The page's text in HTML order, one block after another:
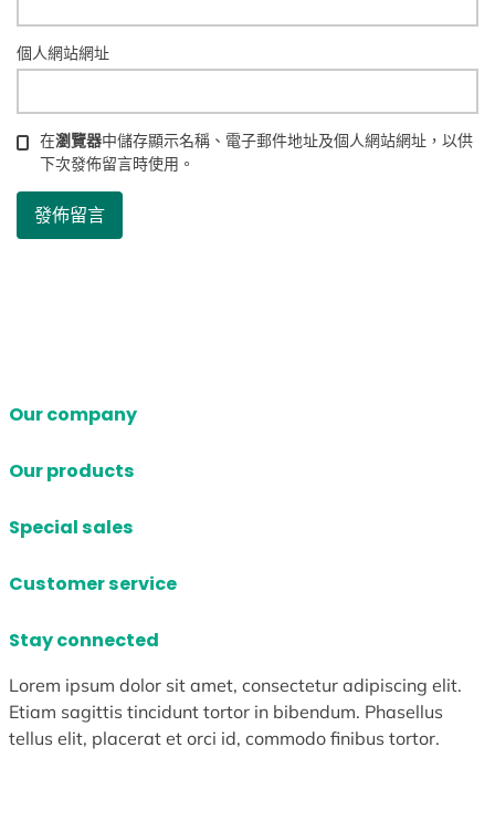
個人網站網址
在瀏覽器中儲存顯示名稱、電子郵件地址及個人網站網址，以供
下次發佈留言時使用。
Our company
Our products
Special sales
Customer service
Stay connected
Lorem ipsum dolor sit amet, consectetur adipiscing elit.
Etiam sagittis tincidunt tortor in bibendum. Phasellus
tellus elit, placerat et orci id, commodo finibus tortor.